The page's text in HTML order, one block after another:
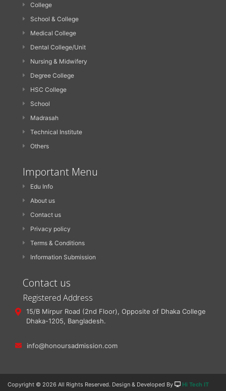
College
School & College
Medical College
Dental College/Unit
Nursing & Midwifery
Degree College
HSC College
School
Madrasah
Technical Institute
Others
Important Menu
Edu Info
About us
Contact us
Privacy policy
Terms & Conditions
Information Submission
Contact us
Registered Address
15/B Mirpur Road (2nd Floor), Opposite of Dhaka College
Dhaka-1205, Bangladesh.
info@honoursadmission.com
Copyright © 2026 All Rights Reserved. Design & Developed By Hi Tech IT